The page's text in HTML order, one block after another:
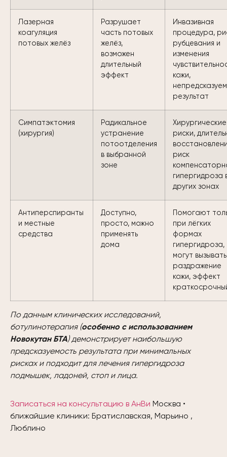
Лазерная
коагуляция
потовых желёз
Разрушает
часть потовых
желёз,
возможен
длительный
эффект
Инвазивная
процедура,
рубцевания и
изменения
кожи,
результат
Симпатэктомия
(хирургия)
Радикальное
устранение
потоотделения
в выбранной
зоне
Хирургические
риски,
риск
гипергидроза
других зонах
Антиперспиранты
и местные
средства
Доступно,
просто, можно
применять
дома
Помогают
при лёгких
формах
гипергидроза,
могут вызывать
раздражение
кожи, эффект
По данным клинических исследований,
ботулинотерапия (особенно с использованием
Новокутан БТА) демонстрирует наибольшую
предсказуемость результата при минимальных
рисках и подходит для лечения гипергидроза
подмышек, ладоней, стоп и лица.
Записаться на консультацию в АнВи Москва •
ближайшие клиники: Братиславская, Марьино ,
Люблино